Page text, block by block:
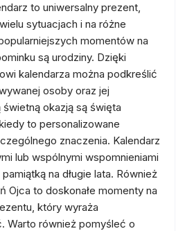
to uniwersalny prezent,
sytuacjach i na różne
momentów na
są urodziny. Dzięki
kalendarza można podkreślić
osoby oraz jej
świetną okazją są święta
to personalizowane
znaczenia. Kalendarz
lub wspólnymi wspomnieniami
na długie lata. Również
Ojca to doskonałe momenty na
który wyraża
Warto również pomyśleć o